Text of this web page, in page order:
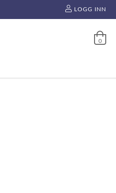
LOGG INN
0